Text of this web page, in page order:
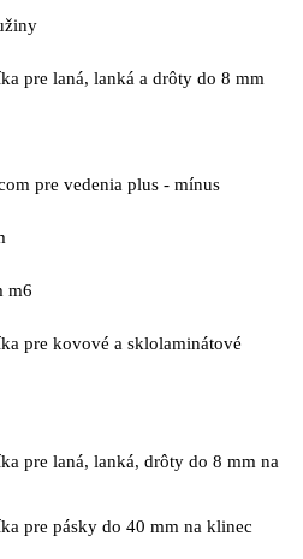
pre laná, lanká a drôty do 8 mm
pre vedenia plus - mínus
m6
pre kovové a sklolaminátové
pre laná, lanká, drôty do 8 mm na
pre pásky do 40 mm na klinec